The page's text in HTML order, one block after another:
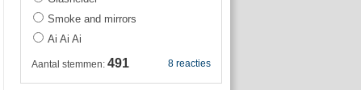
Smoke and mirrors
Ai Ai Ai
8 reacties
Aantal stemmen: 491